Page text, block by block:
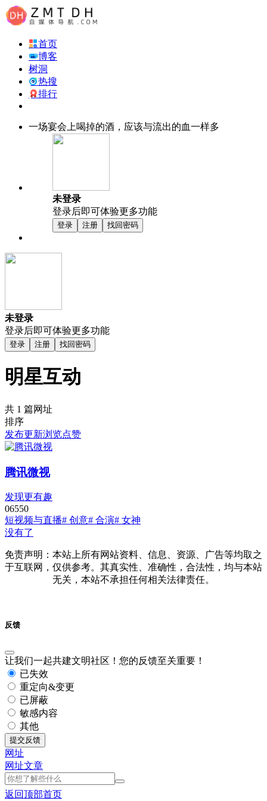
首页
博客
树洞
热搜
排行
一场宴会上喝掉的酒，应该与流出的血一样多
未登录
登录后即可体验更多功能
登录 注册 找回密码
未登录
登录后即可体验更多功能
登录 注册 找回密码
明星互动
共 1 篇网址
排序
发布更新浏览点赞
腾讯微视
发现更有趣
06550
短视频与直播# 创意# 合演# 女神
没有了
免责声明：本站上所有网站资料、信息、资源、广告等均取之
于互联网，仅供参考。其真实性、准确性，合法性，均与本站
无关，本站不承担任何相关法律责任。
反馈
让我们一起共建文明社区！您的反馈至关重要！
已失效
重定向&变更
已屏蔽
敏感内容
其他
提交反馈
网址
网址文章
返回顶部首页